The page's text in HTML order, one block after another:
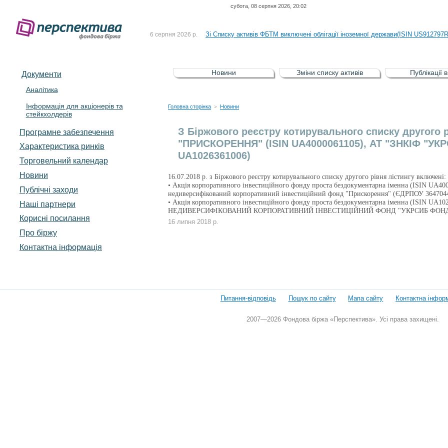
субота, 08 серпня 2026, 20:02
До Списку активів регульованого фондового ринку (РФР) включена
6 серпня 2026 р. Зі Списку активів ФБТМ виключені облігації іноземної держави(ISIN
5 серпня 2026 р. Зі списку активів РФР виключені Облігація внутрішніх державних позик
4 серпня 2026 р. До Списку активів регульованого фондового ринку (РФР) включена
Документи
Аналітика
Інформація для акціонерів та
стейкхолдерів
Програмне забезпечення
Характеристика pинків
Торговельний календар
Новини
Публічні заходи
Наші партнери
Корисні посилання
Про біржу
Контактна інформація
Новини Зміни списку активів Публікації
Головна сторінка > Новини
З Біржового реєстру котирувального списку другого
"ПРИСКОРЕННЯ" (ISIN UA4000061105), АТ "ЗНКІФ
UA1026361006)
16.07.2018 р. з Біржового реєстру котирувального списку другого рівня лістингу включені:
• Акція корпоративного інвестиційного фонду проста бездокументарна іменна (ISIN
недиверсифікований корпоративний інвестиційний фонд "Прискорення" (ЄДРПОУ
• Акція корпоративного інвестиційного фонду проста бездокументарна іменна
НЕДИВЕРСИФІКОВАНИЙ КОРПОРАТИВНИЙ ІНВЕСТИЦІЙНИЙ ФОНД "УКРСИБ ФОНД
16 липня 2018 р.
Питання-відповідь Пошук по сайту Мапа сайту Контактна
2007—2026 Фондова біржа «Перспектива». Усі права захищені.